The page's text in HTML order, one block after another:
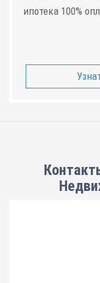
ипотека 100%